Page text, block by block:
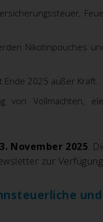
Nikotinpouches
2025 außer Kraft.
von Vollmachten,
November 2025.
zur